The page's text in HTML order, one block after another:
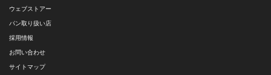
ウェブストアー
パン取り扱い店
採用情報
お問い合わせ
サイトマップ